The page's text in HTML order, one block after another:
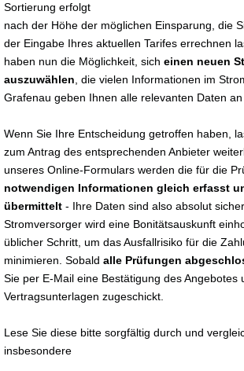
Sortierung erfolgt
nach der Höhe der möglichen Einsparung, die
der Eingabe Ihres aktuellen Tarifes errechnen
haben nun die Möglichkeit, sich einen neuen
auszuwählen , die vielen Informationen im
Grafenau geben Ihnen alle relevanten Daten an
Wenn Sie Ihre Entscheidung getroffen haben,
zum Antrag des entsprechenden Anbieter
unseres Online-Formulars werden die für die
notwendigen Informationen gleich erfasst
übermittelt - Ihre Daten sind also absolut
Stromversorger wird eine Bonitätsauskunft
üblicher Schritt, um das Ausfallrisiko für die
minimieren. Sobald alle Prüfungen
Sie per E-Mail eine Bestätigung des Angebotes
Vertragsunterlagen zugeschickt.
Lese Sie diese bitte sorgfältig durch und
insbesondere